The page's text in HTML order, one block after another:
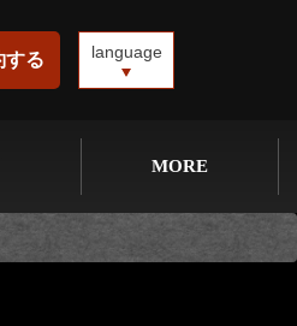
する language
MORE